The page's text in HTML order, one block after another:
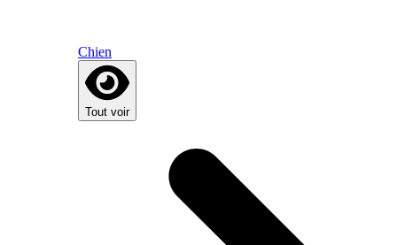
Chien
Tout voir